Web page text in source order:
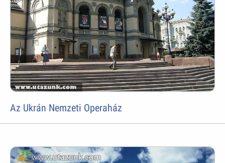
Az Ukrán Nemzeti Operaház